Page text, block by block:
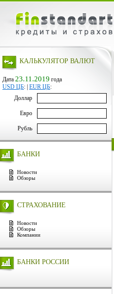
КАЛЬКУЛЯТОР ВАЛЮТ
Дата 23.11.2019 года
USD ЦБ: EUR ЦБ:
Доллар
Евро
Рубль
БАНКИ
Новости
Обзоры
СТРАХОВАНИЕ
Новости
Обзоры
Компании
БАНКИ РОССИИ